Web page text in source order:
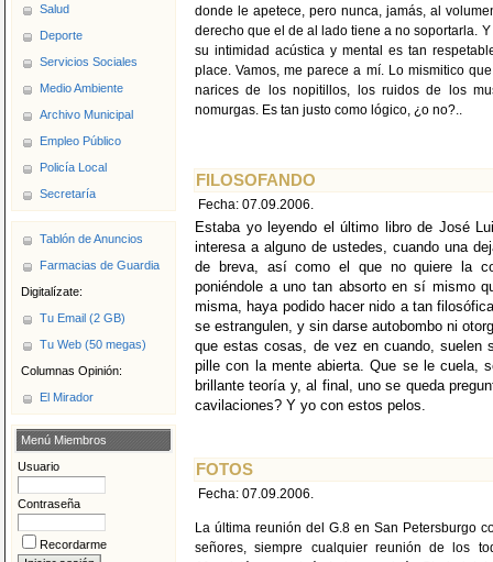
Salud
Deporte
Servicios Sociales
Medio Ambiente
Archivo Municipal
Empleo Público
Policía Local
Secretaría
Tablón de Anuncios
Farmacias de Guardia
Digitalízate:
Tu Email (2 GB)
Tu Web (50 megas)
Columnas Opinión:
El Mirador
Menú Miembros
Usuario
Contraseña
Recordarme
donde le apetece, pero nunca, jamás, al
derecho que el de al lado tiene a no soportarla.
su intimidad acústica y mental es tan
place. Vamos, me parece a mí. Lo mismitico
narices de los nopitillos, los ruidos de los
nomurgas. Es tan justo como lógico, ¿o no?..
FILOSOFANDO
Fecha: 07.09.2006.
Estaba yo leyendo el último libro de José
interesa a alguno de ustedes, cuando una
de breva, así como el que no quiere la
poniéndole a uno tan absorto en sí mismo
misma, haya podido hacer nido a tan
se estrangulen, y sin darse autobombo ni
que estas cosas, de vez en cuando, suelen
pille con la mente abierta. Que se le cuela,
brillante teoría y, al final, uno se queda
cavilaciones? Y yo con estos pelos.
FOTOS
Fecha: 07.09.2006.
La última reunión del G.8 en San Petersburgo
señores, siempre cualquier reunión de los